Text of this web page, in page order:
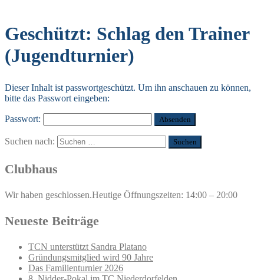
Geschützt: Schlag den Trainer
(Jugendturnier)
Dieser Inhalt ist passwortgeschützt. Um ihn anschauen zu können,
bitte das Passwort eingeben:
Passwort:
Suchen nach:
Clubhaus
Wir haben geschlossen.Heutige Öffnungszeiten: 14:00 – 20:00
Neueste Beiträge
TCN unterstützt Sandra Platano
Gründungsmitglied wird 90 Jahre
Das Familienturnier 2026